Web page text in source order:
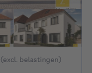
Van 495000€ Tot
(excl. belastingen)